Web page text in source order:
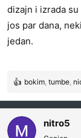
dizajn i izrada
jos par dana,
jedan.
R
a
g
bokim tumbe
nitro5